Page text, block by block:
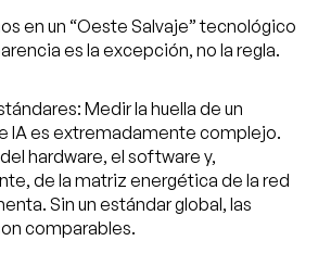
en un “Oeste Salvaje” tecnológico
es la excepción, no la regla.
Medir la huella de un
IA es extremadamente complejo.
hardware, el software y,
de la matriz energética de la red
Sin un estándar global, las
comparables.